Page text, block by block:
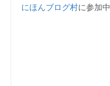
にほんブログ村に参加